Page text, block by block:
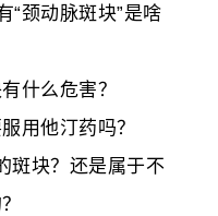
“颈动脉斑块”是啥
什么危害？
用他汀药吗？
斑块？还是属于不